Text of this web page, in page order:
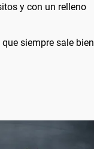
y con un relleno
siempre sale bien